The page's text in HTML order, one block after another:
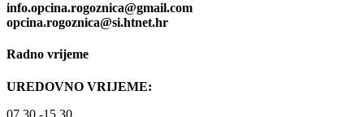
info.opcina.rogoznica@gmail.com
opcina.rogoznica@si.htnet.hr
Radno vrijeme
UREDOVNO VRIJEME:
07.30.-15.30